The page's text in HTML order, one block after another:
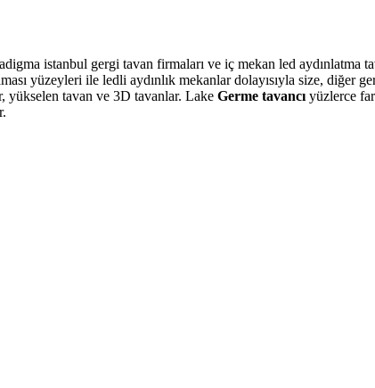
istanbul gergi tavan firmaları ve iç mekan led aydınlatma
yüzeyleri ile ledli aydınlık mekanlar dolayısıyla size, diğer
yükselen tavan ve 3D tavanlar. Lake Germe tavancı yüzlerce